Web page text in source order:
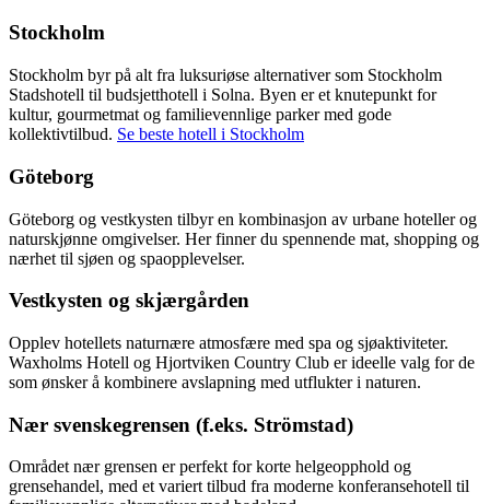
Stockholm
Stockholm byr på alt fra luksuriøse alternativer som Stockholm
Stadshotell til budsjetthotell i Solna. Byen er et knutepunkt for
kultur, gourmetmat og familievennlige parker med gode
kollektivtilbud. Se beste hotell i Stockholm
Göteborg
Göteborg og vestkysten tilbyr en kombinasjon av urbane hoteller og
naturskjønne omgivelser. Her finner du spennende mat, shopping og
nærhet til sjøen og spaopplevelser.
Vestkysten og skjærgården
Opplev hotellets naturnære atmosfære med spa og sjøaktiviteter.
Waxholms Hotell og Hjortviken Country Club er ideelle valg for de
som ønsker å kombinere avslapning med utflukter i naturen.
Nær svenskegrensen (f.eks. Strömstad)
Området nær grensen er perfekt for korte helgeopphold og
grensehandel, med et variert tilbud fra moderne konferansehotell til